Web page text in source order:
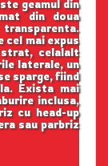
geamul din
din doua
cel mai expus
celalalt
laterale, un
sparge, fiind
Exista mai
inclusa,
cu head-up
sau parbriz